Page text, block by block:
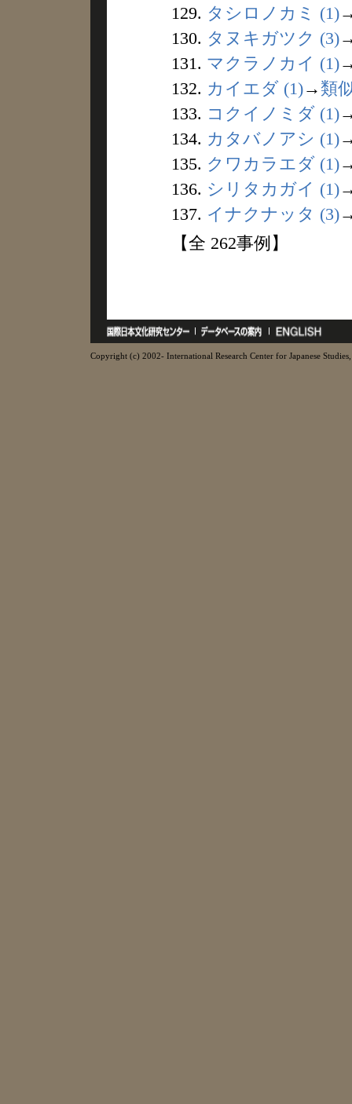
129. タシロノカミ (1)
130. タヌキガツク (3)
131. マクラノカイ (1)
132. カイエダ (1)→ 類
133. コクイノミダ (1)
134. カタバノアシ (1)
135. クワカラエダ (1)
136. シリタカガイ (1)
137. イナクナッタ (3)
【全 262事例】
Copyright (c) 2002- International Research Center for Japanese